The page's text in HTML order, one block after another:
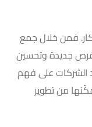
فمن خلال جمع
فرص جديدة وتحسين
الشركات على فهم
من تطوير